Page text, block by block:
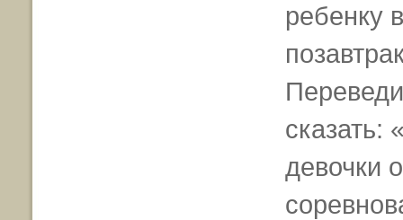
ребенку
сказать:
девочки